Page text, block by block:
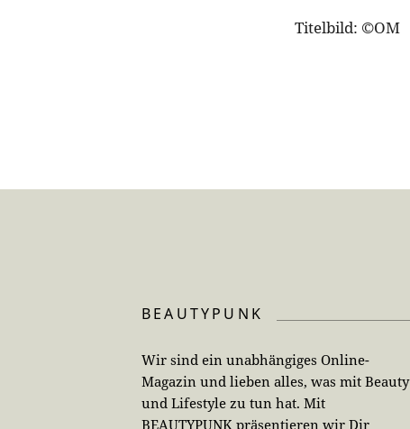
Titelbild: ©OM
BEAUTYPUNK
Wir sind ein unabhängiges Online-
Magazin und lieben alles, was mit Beauty
und Lifestyle zu tun hat. Mit
BEAUTYPUNK präsentieren wir Dir